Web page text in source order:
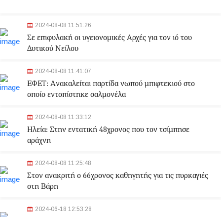
2024-08-08 11:51:26
Σε επιφυλακή οι υγειονομικές Αρχές για τον ιό του
Δυτικού Νείλου
2024-08-08 11:41:07
ΕΦΕΤ: Aνακαλείται παρτίδα νωπού μπιφτεκιού στο
οποίο εντοπίστηκε σαλμονέλα
2024-08-08 11:33:12
Ηλεία: Στην εντατική 48χρονος που τον τσίμπησε
αράχνη
2024-08-08 11:25:48
Στον ανακριτή ο 66χρονος καθηγητής για τις πυρκαγιές
στη Βάρη
2024-06-18 12:53:28